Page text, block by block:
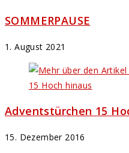
SOMMERPAUSE
1. August 2021
Adventstürchen 15
15. Dezember 2016